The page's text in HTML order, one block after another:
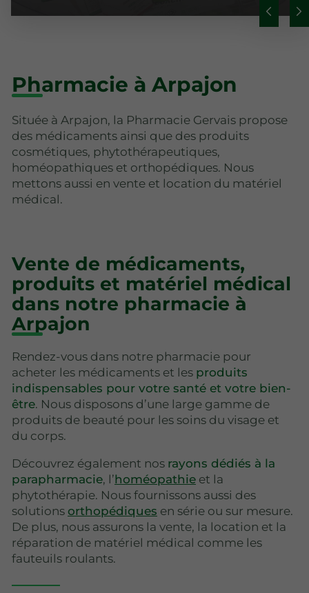
Pharmacie à Arpajon
Située à Arpajon, la Pharmacie Gervais propose
des médicaments ainsi que des produits
cosmétiques, phytothérapeutiques,
homéopathiques et orthopédiques. Nous
mettons aussi en vente et location du matériel
médical.
Vente de médicaments,
produits et matériel médical
dans notre pharmacie à
Arpajon
Rendez-vous dans notre pharmacie pour
acheter les médicaments et les produits
indispensables pour votre santé et votre bien-
être. Nous disposons d’une large gamme de
produits de beauté pour les soins du visage et
du corps.
Découvrez également nos rayons dédiés à la
parapharmacie, l’homéopathie et la
phytothérapie. Nous fournissons aussi des
solutions orthopédiques en série ou sur mesure.
De plus, nous assurons la vente, la location et la
réparation de matériel médical comme les
fauteuils roulants.